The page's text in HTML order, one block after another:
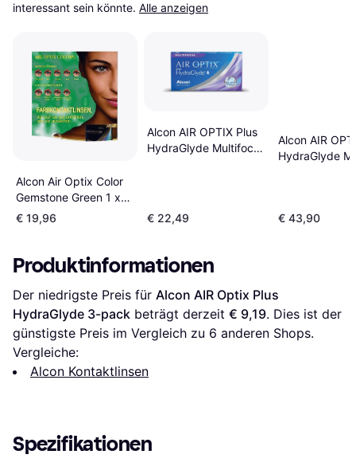
interessant sein könnte. Alle anzeigen
Alcon Air Optix Color
Gemstone Green 1 x
2er Box Grün
€ 19,96
Alcon AIR OPTIX Plus
HydraGlyde Multifocal
€ 22,49
Alcon AIR
HydraGlyde
€ 43,90
Produktinformationen
Der niedrigste Preis für Alcon AIR Optix Plus
HydraGlyde 3-pack beträgt derzeit € 9,19. Dies ist der
günstigste Preis im Vergleich zu 6 anderen Shops.
Vergleiche:
Alcon Kontaktlinsen
Spezifikationen